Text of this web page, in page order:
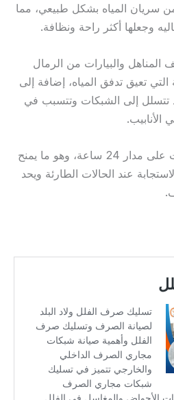
سريان المياه بشكل طبيعي، مما
وجعلها أكثر راحة ونظافة.
والبيارات من الرمال
تعيق تدفق المياه، إضافة إلى
تتسلل إلى الشبكات وتتسبب في
وتوفر الشركة هذه الخدمات على مدار 24 ساعة، وهو ما يمنح
عند الحالات الطارئة ويحد